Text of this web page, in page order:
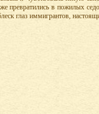
превратились в пожилых
глаз иммигрантов,